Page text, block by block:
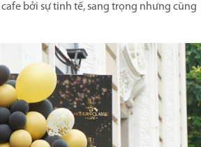
bởi sự tinh tế, sang trọng nhưng cũng